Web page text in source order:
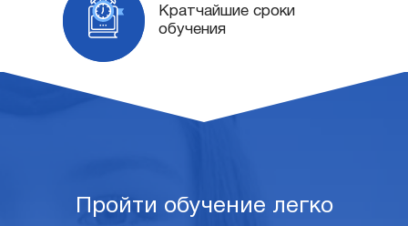
Кратчайшие сроки
обучения
Пройти обучение легко